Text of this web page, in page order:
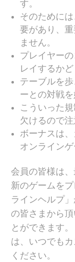
す。
そのために
要があり、
ません。
プレイヤー
レイするか
テーブルを
ーとの対戦を
こういった
欠けるので注
ボーナスは
オンライン
会員の皆様は
新のゲームを
ラインヘルプ
の皆さまから
とができます
は、いつでも
ください。